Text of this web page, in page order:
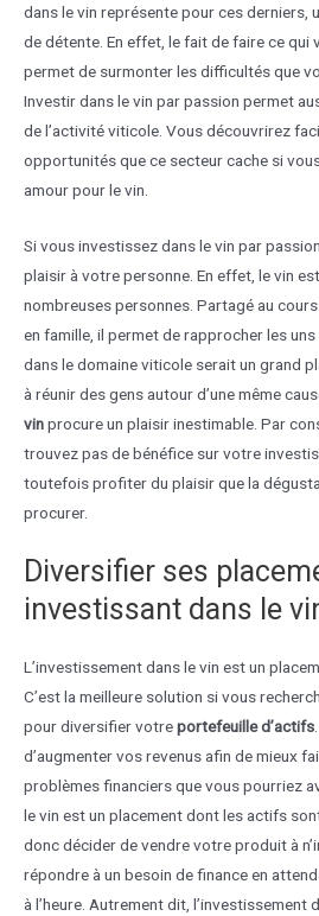
dans le vin représente pour ces derniers,
de détente. En effet, le fait de faire ce qui
permet de surmonter les difficultés que
Investir dans le vin par passion permet
de l’activité viticole. Vous découvrirez
opportunités que ce secteur cache si
amour pour le vin.
Si vous investissez dans le vin par
plaisir à votre personne. En effet, le vin
nombreuses personnes. Partagé au
en famille, il permet de rapprocher les
dans le domaine viticole serait un grand
à réunir des gens autour d’une même
vinprocure un plaisir inestimable. Par
trouvez pas de bénéfice sur votre
toutefois profiter du plaisir que la
procurer.
Diversifier ses
investissant dans le
L’investissement dans le vin est un
C’est la meilleure solution si vous
pour diversifier votreportefeuille d’actifs
d’augmenter vos revenus afin de mieux
problèmes financiers que vous pourriez
le vin est un placement dont les actifs
donc décider de vendre votre produit à
répondre à un besoin de finance en
à l’heure. Autrement dit, l’investissement